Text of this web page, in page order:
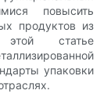
повысить
продуктов из
статье
упаковки